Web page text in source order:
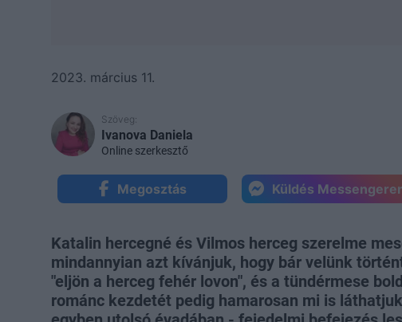
2023. március 11.
Szöveg:
Ivanova Daniela
Online szerkesztő
Megosztás Küldés
Katalin hercegné és Vilmos herceg szerelme
mindannyian azt kívánjuk, hogy bár velünk
"eljön a herceg fehér lovon", és a tündérmese
románc kezdetét pedig hamarosan mi is